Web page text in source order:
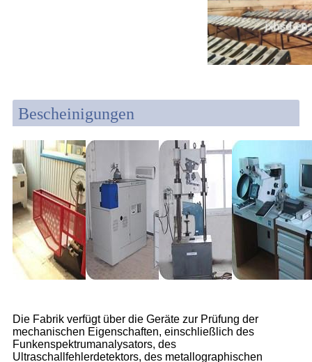
Bescheinigungen
Die Fabrik verfügt über die Geräte zur Prüfung der
mechanischen Eigenschaften, einschließlich des
Funkenspektrumanalysators, des
Ultraschallfehlerdetektors, des metallographischen